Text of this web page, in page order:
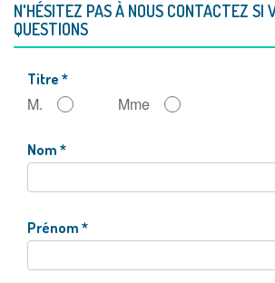
N'HÉSITEZ PAS À NOUS CONTACTEZ SI
QUESTIONS
Titre *
M. Mme
Nom *
Prénom *